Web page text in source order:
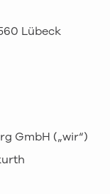
Lübeck
GmbH („wir“)